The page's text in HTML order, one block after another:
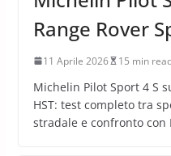
Range Rover
11 Aprile 2026 15 min
Michelin Pilot Sport 4 S
HST: test completo tra
stradale e confronto con